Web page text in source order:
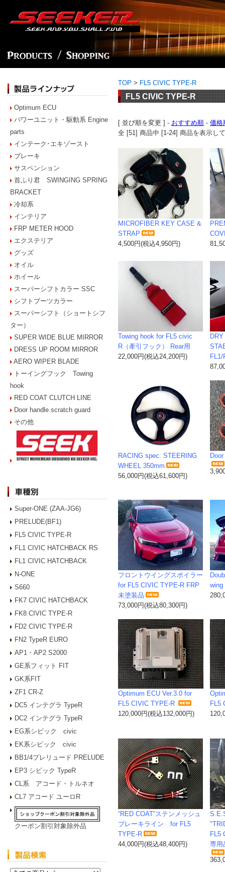
Optimum ECU
パワーユニット・駆動系 Engine
parts
インテーク･エキゾースト
ブレーキ
サスペンション
首ふり君 SWINGING SPRING
BRACKET
冷却系
インテリア
FRP METER HOOD
エクステリア
グッズ
オイル
ホイール
スーパーシフトカラー SSC
シフトブーツカラー
スーパーシフト（ショートシフ
ター）
SUPER WIDE BLUE MIRROR
DRESS UP ROOM MIRROR
AERO WIPER BLADE
トーイングフック Towing
hook
RED COAT CLUTCH LINE
Door handle scratch guard
その他
Super-ONE (ZAA-JG6)
PRELUDE(BF1)
FL5 CIVIC TYPE-R
FL1 CIVIC HATCHBACK RS
FL1 CIVIC HATCHBACK
N-ONE
S660
FK7 CIVIC HATCHBACK
FK8 CIVIC TYPE-R
FD2 CIVIC TYPE-R
FN2 TypeR EURO
AP1・AP2 S2000
GE系フィット FIT
GK系FIT
ZF1 CR-Z
DC5 インテグラ TypeR
DC2 インテグラ TypeR
EG系シビック civic
EK系シビック civic
BB1/4プレリュード PRELUDE
EP3 シビック TypeR
CL系 アコード・トルネオ
CL7 アコード ユーロR
クーポン割引対象除外品
TOP > FL5 CIVIC TYPE-R
FL5 CIVIC TYPE-R
[ 並び順を変更 ] - おすすめ順 - 価格
全 [51] 商品中 [1-24] 商品を表示
MICROFIBER KEY CASE &
STRAP
4,500円(税込4,950円)
Towing hook for FL5 civic
R（牽引フック） Rear用
22,000円(税込24,200円)
FL1/
RACING spec. STEERING
WHEEL 350mm
56,000円(税込61,600円)
フロントウイングスポイラー
for FL5 CIVIC TYPE-R FRP
未塗装品
73,000円(税込80,300円)
wing
Optimum ECU Ver.3.0 for
FL5 CIVIC TYPE-R
120,000円(税込132,000円)
FL5
“RED COAT”ステンメッシュ
ブレーキライン for FL5
TYPE-R
44,000円(税込48,400円)
FL5
専用